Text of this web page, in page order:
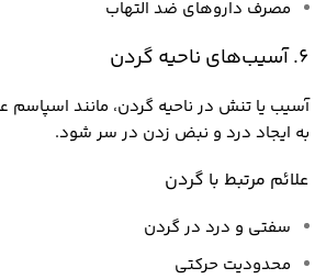
مصرف داروهای ضد التهاب
6. آسیب‌های ناحیه گردن
آسیب یا تنش در ناحیه گردن، مانند اسپاسم
به ایجاد درد و نبض زدن در سر شود.
علائم مرتبط با گردن
سفتی و درد در گردن
محدودیت حرکتی